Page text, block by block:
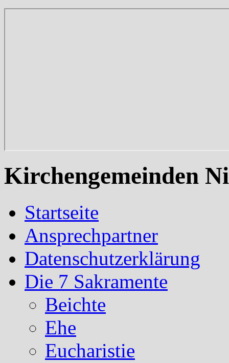
Kirchengemeinden
Startseite
Ansprechpartner
Datenschutzerklärung
Die 7 Sakramente
Beichte
Ehe
Eucharistie